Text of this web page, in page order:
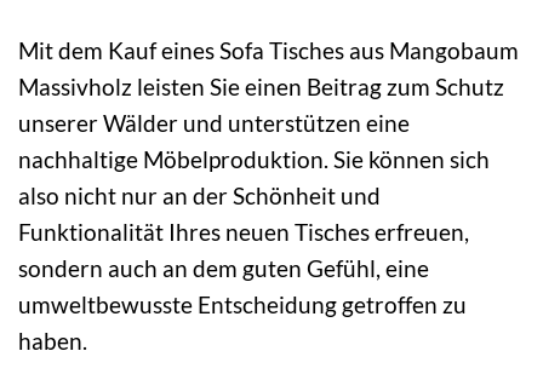
Mit dem Kauf eines Sofa Tisches aus Mangobaum
Massivholz leisten Sie einen Beitrag zum Schutz
unserer Wälder und unterstützen eine
nachhaltige Möbelproduktion. Sie können sich
also nicht nur an der Schönheit und
Funktionalität Ihres neuen Tisches erfreuen,
sondern auch an dem guten Gefühl, eine
umweltbewusste Entscheidung getroffen zu
haben.